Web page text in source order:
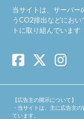
当サイトは、サーバー
うCO2排出などにお
トに取り組んでいます
【広告主の開示について】
・当サイトは、主に広告主
ています。